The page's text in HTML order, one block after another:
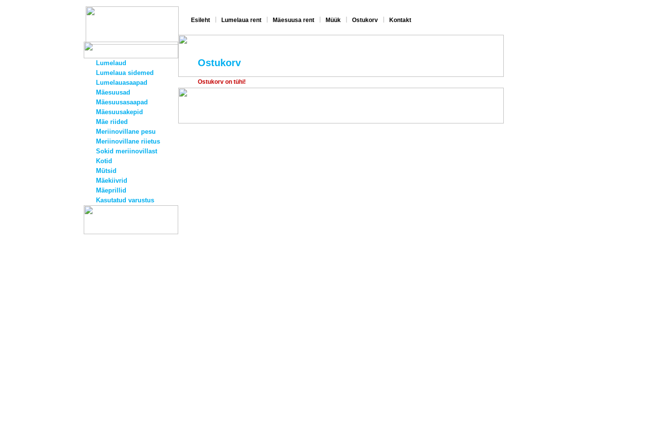
Esileht Lumelaua rent Mäesuusa rent Müük Ostukorv Kontakt
Lumelaud
Lumelaua sidemed
Lumelauasaapad
Mäesuusad
Mäesuusasaapad
Mäesuusakepid
Mäe riided
Meriinovillane pesu
Meriinovillane riietus
Sokid meriinovillast
Kotid
Mütsid
Mäekiivrid
Mäeprillid
Kasutatud varustus
Ostukorv
Ostukorv on tühi!